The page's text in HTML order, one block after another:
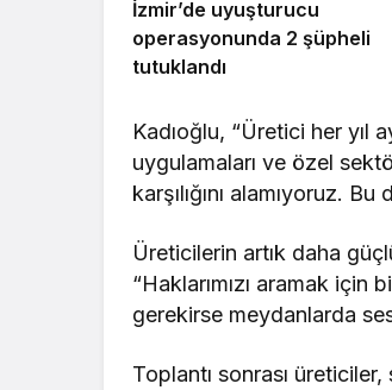
İzmir’de uyuşturucu
operasyonunda 2 şüpheli
tutuklandı
Kadıoğlu, “Üretici her yıl
uygulamaları ve özel
karşılığını alamıyoruz.
Üreticilerin artık daha
“Haklarımızı aramak
gerekirse meydanlarda
Toplantı sonrası